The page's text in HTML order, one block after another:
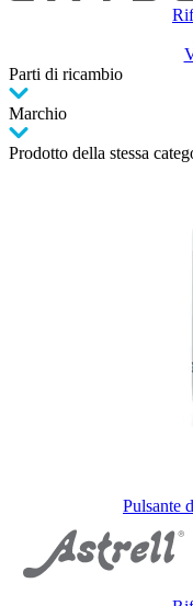
Parti di ricambio
Marchio
Prodotto della stessa
Pulsante